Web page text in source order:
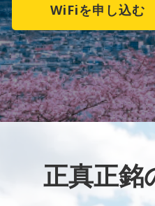
WiFiを申し込む
正真正銘